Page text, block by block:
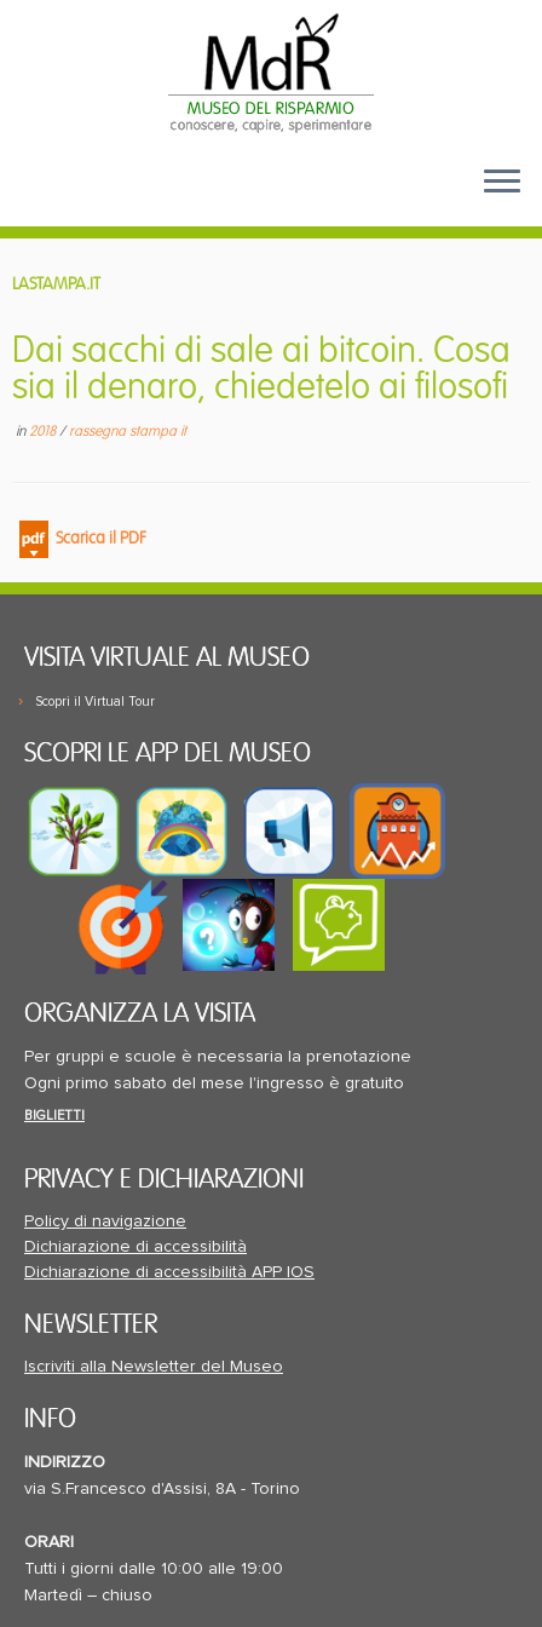
LASTAMPA.IT
Dai sacchi di sale ai bitcoin. Cosa
sia il denaro, chiedetelo ai filosofi
in 2018/rassegna stampa it
Scarica il PDF
VISITA VIRTUALE AL MUSEO
Scopri il Virtual Tour
SCOPRI LE APP DEL MUSEO
ORGANIZZA LA VISITA
Per gruppi e scuole è necessaria la prenotazione
Ogni primo sabato del mese l'ingresso è gratuito
BIGLIETTI
PRIVACY E DICHIARAZIONI
Policy di navigazione
Dichiarazione di accessibilità
Dichiarazione di accessibilità APP IOS
NEWSLETTER
Iscriviti alla Newsletter del Museo
INFO
INDIRIZZO
via S.Francesco d'Assisi, 8A - Torino
ORARI
Tutti i giorni dalle 10:00 alle 19:00
Martedì – chiuso